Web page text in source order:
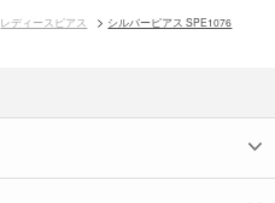
レディースピアス シルバーピアス SPE1076